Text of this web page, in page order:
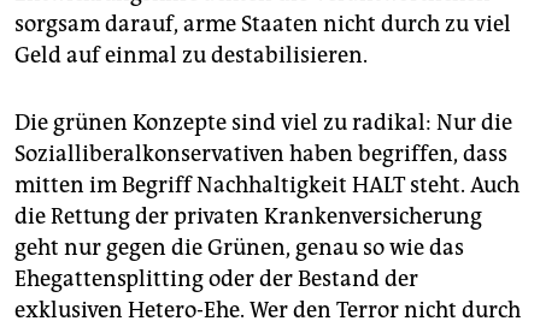
sorgsam darauf, arme Staaten nicht durch zu viel
Geld auf einmal zu destabilisieren.
Die grünen Konzepte sind viel zu radikal: Nur die
Sozialliberalkonservativen haben begriffen, dass
mitten im Begriff Nachhaltigkeit HALT steht. Auch
die Rettung der privaten Krankenversicherung
geht nur gegen die Grünen, genau so wie das
Ehegattensplitting oder der Bestand der
exklusiven Hetero-Ehe. Wer den Terror nicht durch